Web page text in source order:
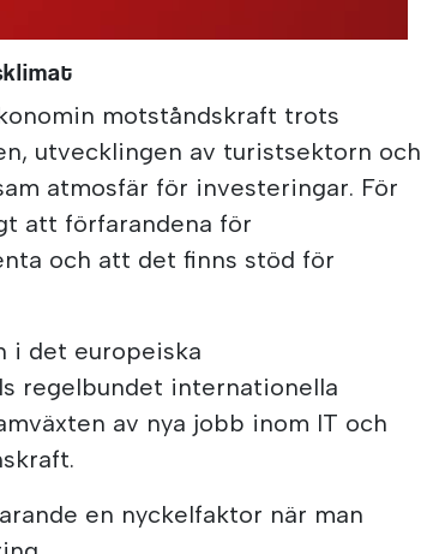
motståndskraft trots
utvecklingen av turistsektorn och
atmosfär för investeringar. För
att förfarandena för
och att det finns stöd för
i det europeiska
regelbundet internationella
av nya jobb inom IT och
en nyckelfaktor när man